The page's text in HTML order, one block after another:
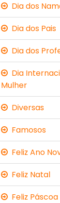
Dia dos
Dia dos Pais
Dia dos
Dia
Mulher
Diversas
Famosos
Feliz Ano
Feliz Natal
Feliz Páscoa